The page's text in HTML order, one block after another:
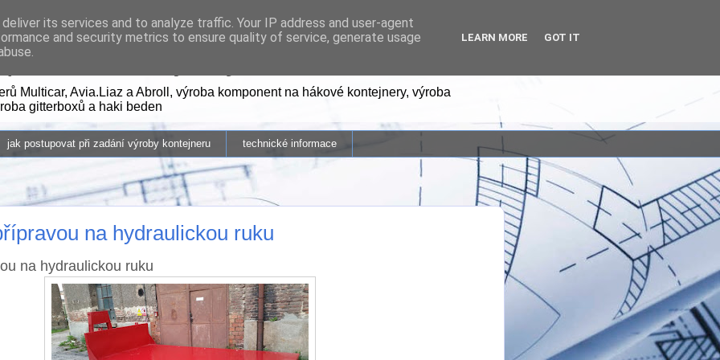
kontejnery
Multicar, Avia.Liaz a Abroll, výroba komponent na hákové kontejnery, výroba
gitterboxů a haki beden
jak postupovat při zadání výroby kontejneru technické informace
na hydraulickou ruku
na hydraulickou ruku
its services and to analyze traffic. Your IP address and user-agent
and security metrics to ensure quality of service, generate usage
LEARN MORE GOT IT